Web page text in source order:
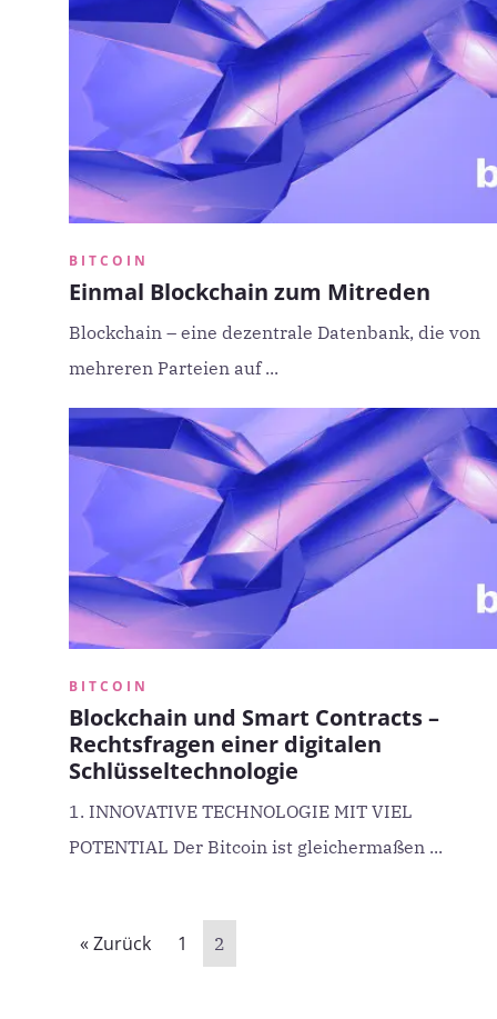
BITCOIN
Einmal Blockchain zum Mitreden
Blockchain – eine dezentrale Datenbank, die von
mehreren Parteien auf ...
BITCOIN
Blockchain und Smart Contracts –
Rechtsfragen einer digitalen
Schlüsseltechnologie
1. INNOVATIVE TECHNOLOGIE MIT VIEL
POTENTIAL Der Bitcoin ist gleichermaßen ...
« Zurück 1 2